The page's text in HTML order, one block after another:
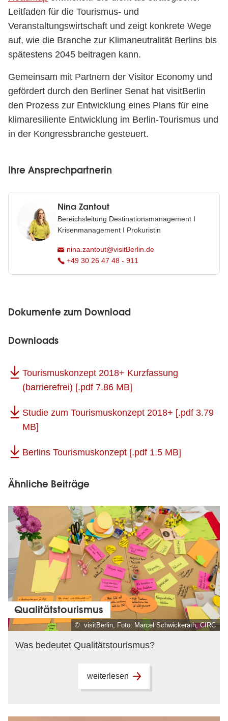
Leitfaden für die Tourismus- und
Veranstaltungswirtschaft und zeigt konkrete Wege
auf, wie die Branche zur Klimaneutralität Berlins bis
spätestens 2045 beitragen kann.
Gemeinsam mit Partnern der Visitor Economy und
gefördert durch den Berliner Senat hat visitBerlin
den Prozess zur Entwicklung eines Plans für eine
klimaresiliente Entwicklung im Berlin-Tourismus und
in der Kongressbranche gesteuert.
Ihre Ansprechpartnerin
Nina Zantout
Bereichsleitung Destinationsmanagement I
Krisenmanagement I Prokuristin
nina.zantout@visitBerlin.de
+49 30 26 47 48 - 911
Dokumente zum Download
Downloads
Tourismuskonzept 2018+ Kurzfassung
(barrierefrei) [.pdf 7.86 MB]
Studie zum Tourismuskonzept 2018+ [.pdf 3.79
MB]
Berlins Tourismuskonzept [.pdf 1.5 MB]
Ähnliche Beiträge
© visitBerlin, Foto: Marcel Schwickerath, CIRC
Qualitätstourismus
Was bedeutet Qualitätstourismus?
weiterlesen